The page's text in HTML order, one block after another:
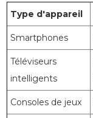
Type d'appareil
Smartphones
Téléviseurs
intelligents
Consoles de jeux